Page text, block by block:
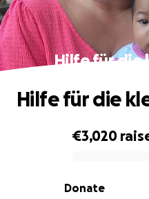
Hilfe für die
0% complete
€3,020
Donate
Hilfe für die